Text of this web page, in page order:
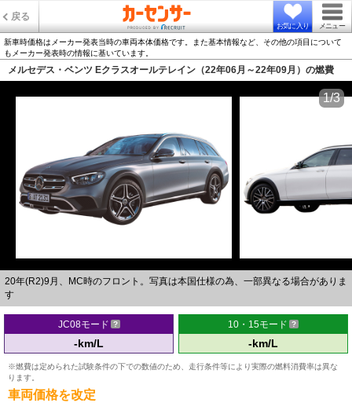
戻る
お気に入り メニュー
新車時価格はメーカー発表当時の車両本体価格です。また基本情報など、その他の項目について
もメーカー発表時の情報に基いています。
メルセデス・ベンツ Eクラスオールテレイン（22年06月～22年09月）の燃費
20年(R2)9月、MC時のフロント。写真は本国仕様の為、一部異なる場合がありま
す
1/3
JC08モード
-km/L
10・15モード
-km/L
※燃費は定められた試験条件の下での数値のため、走行条件等により実際の燃料消費率は異な
ります。
車両価格を改定